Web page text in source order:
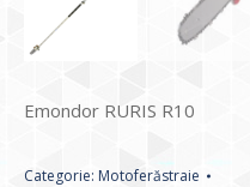
Emondor RURIS R10
Categorie: Motoferăstraie